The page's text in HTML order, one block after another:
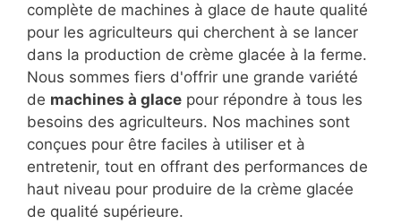
complète de machines à glace de haute qualité
pour les agriculteurs qui cherchent à se lancer
dans la production de crème glacée à la ferme.
Nous sommes fiers d'offrir une grande variété
de machines à glace pour répondre à tous les
besoins des agriculteurs. Nos machines sont
conçues pour être faciles à utiliser et à
entretenir, tout en offrant des performances de
haut niveau pour produire de la crème glacée
de qualité supérieure.